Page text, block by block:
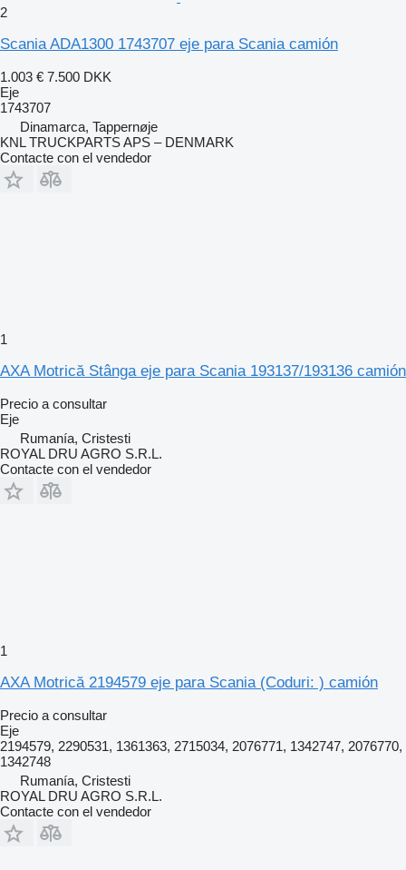
2
Scania ADA1300 1743707 eje para Scania camión
1.003 € 7.500 DKK
Eje
1743707
Dinamarca, Tappernøje
KNL TRUCKPARTS APS – DENMARK
Contacte con el vendedor
1
AXA Motrică Stânga eje para Scania 193137/193136 camión
Precio a consultar
Eje
Rumanía, Cristesti
ROYAL DRU AGRO S.R.L.
Contacte con el vendedor
1
AXA Motrică 2194579 eje para Scania (Coduri: ) camión
Precio a consultar
Eje
2194579, 2290531, 1361363, 2715034, 2076771, 1342747, 2076770,
1342748
Rumanía, Cristesti
ROYAL DRU AGRO S.R.L.
Contacte con el vendedor